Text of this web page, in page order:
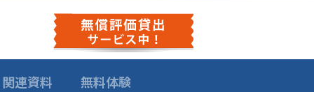
関連資料 無料体験